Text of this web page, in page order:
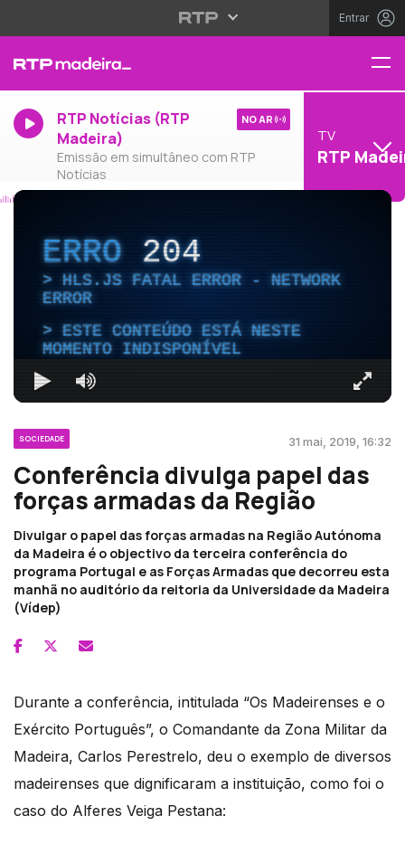
Entrar
RTP Notícias (RTP
Madeira)
Emissão em simultâneo com RTP
Notícias
NO AR
TV
RTP
ERRO204
HLS.JS FATAL ERROR - NETWORK
ERROR
ESTE CONTEÚDO ESTÁ NESTE
MOMENTO INDISPONÍVEL
SOCIEDADE 31 mai, 2019, 16:32
Conferência divulga papel das
forças armadas da Região
Divulgar o papel das forças armadas na Região Autónoma
da Madeira é o objectivo da terceira conferência do
programa Portugal e as Forças Armadas que decorreu esta
manhã no auditório da reitoria da Universidade da Madeira
(Vídep)
Durante a conferência, intitulada “Os Madeirenses e o
Exército Português”, o Comandante da Zona Militar da
Madeira, Carlos Perestrelo, deu o exemplo de diversos
madeirenses que dignificaram a instituição, como foi o
caso do Alferes Veiga Pestana: